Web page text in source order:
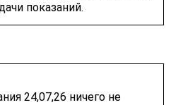
показаний.
24,07,26 ничего не